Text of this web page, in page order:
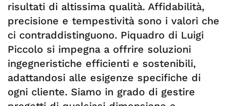
risultati di altissima qualità. Affidabilità,
precisione e tempestività sono i valori che
ci contraddistinguono. Piquadro di Luigi
Piccolo si impegna a offrire soluzioni
ingegneristiche efficienti e sostenibili,
adattandosi alle esigenze specifiche di
ogni cliente. Siamo in grado di gestire